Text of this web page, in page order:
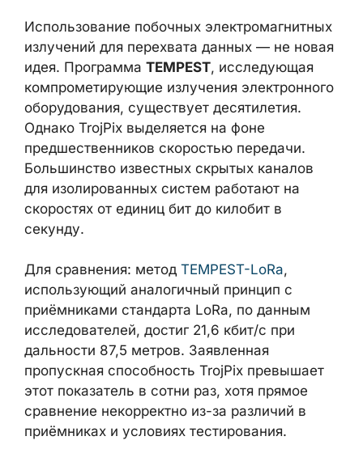
СОВРЕМЕННЫХ СКРЫТЫХ
КАНАЛОВ
Использование побочных
электромагнитных излучений для
перехвата данных — не новая идея.
ПрограммаTEMPEST, исследующая
компрометирующие излучения
электронного оборудования, существует
десятилетия. Однако TrojPix выделяется на
фоне предшественников скоростью
каналов для изолированных систем
работают на скоростях от единиц бит до
килобит в секунду.
Для сравнения: методTEMPEST-LoRa
использующий аналогичный принцип с
приёмниками стандарта LoRa, по данным
исследователей, достиг 21,6 кбит/с при
дальности 87,5 метров. Заявленная